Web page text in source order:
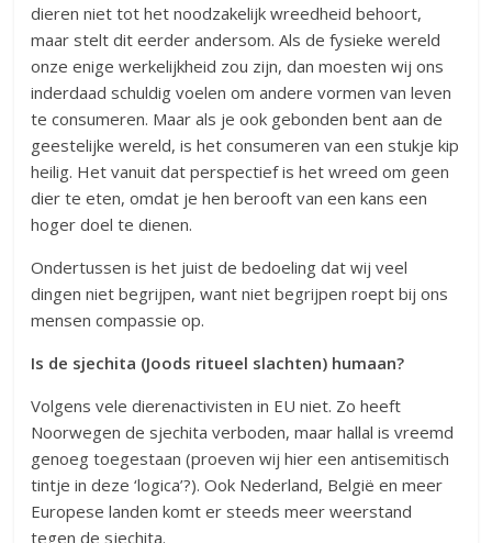
dieren niet tot het noodzakelijk wreedheid behoort,
maar stelt dit eerder andersom. Als de fysieke wereld
onze enige werkelijkheid zou zijn, dan moesten wij ons
inderdaad schuldig voelen om andere vormen van leven
te consumeren. Maar als je ook gebonden bent aan de
geestelijke wereld, is het consumeren van een stukje kip
heilig. Het vanuit dat perspectief is het wreed om geen
dier te eten, omdat je hen berooft van een kans een
hoger doel te dienen.
Ondertussen is het juist de bedoeling dat wij veel
dingen niet begrijpen, want niet begrijpen roept bij ons
mensen compassie op.
Is de sjechita (Joods ritueel slachten) humaan?
Volgens vele dierenactivisten in EU niet. Zo heeft
Noorwegen de sjechita verboden, maar hallal is vreemd
genoeg toegestaan (proeven wij hier een antisemitisch
tintje in deze ‘logica’?). Ook Nederland, België en meer
Europese landen komt er steeds meer weerstand
tegen de sjechita.